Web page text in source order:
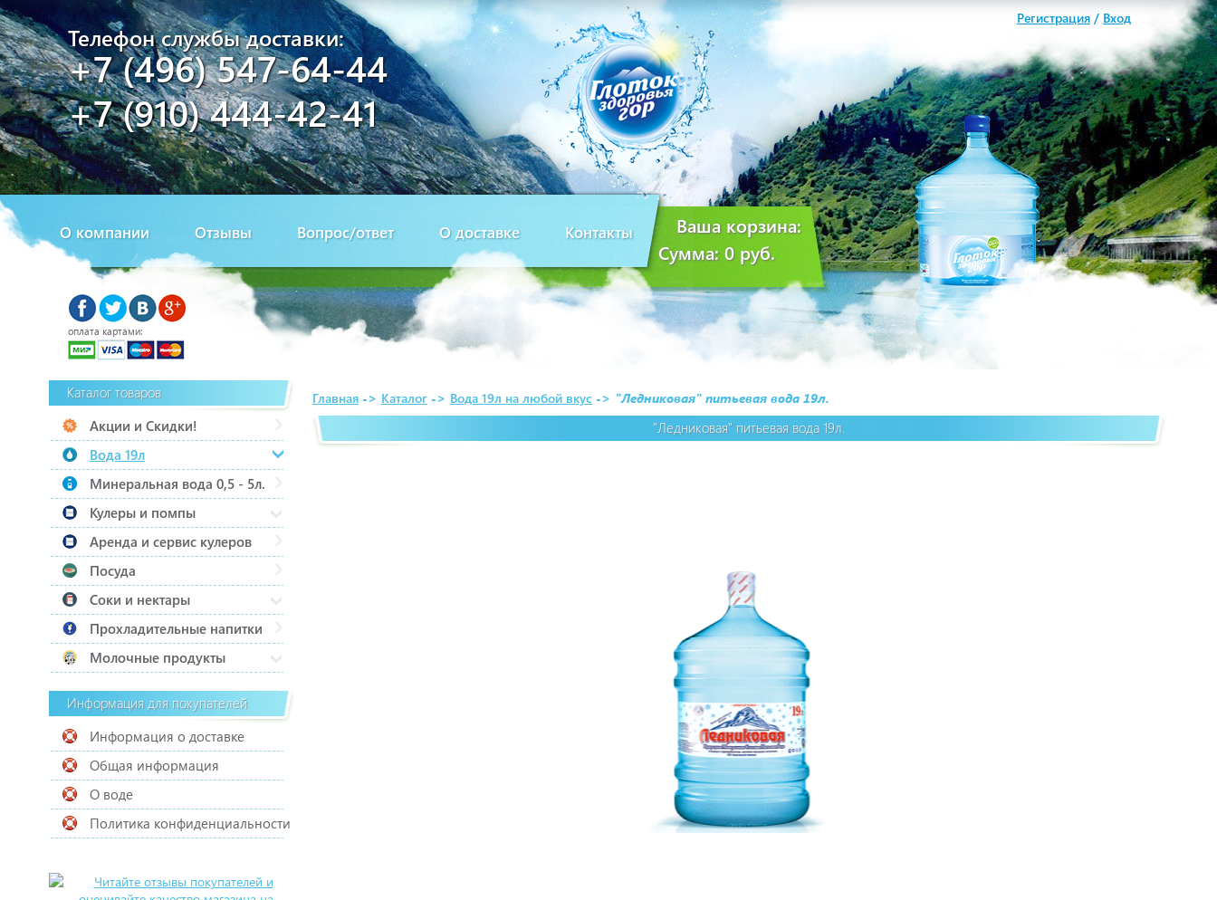
Телефон службы доставки:
+7 (496) 547-64-44
+7 (910) 444-42-41
Регистрация / Вход
О компании Отзывы Вопрос/ответ О доставке Контакты
Ваша корзина:
Сумма: 0 руб.
оплата картами:
Каталог товаров
Акции и Скидки!
Вода 19л
Минеральная вода 0,5 - 5л.
Кулеры и помпы
Аренда и сервис кулеров
Посуда
Соки и нектары
Прохладительные напитки
Молочные продукты
Информация для покупателей
Информация о доставке
Общая информация
О воде
Политика конфиденциальности
Главная -> Каталог -> Вода 19л на любой вкус -> "Ледниковая" питьевая вода 19л.
"Ледниковая" питьевая вода 19л.